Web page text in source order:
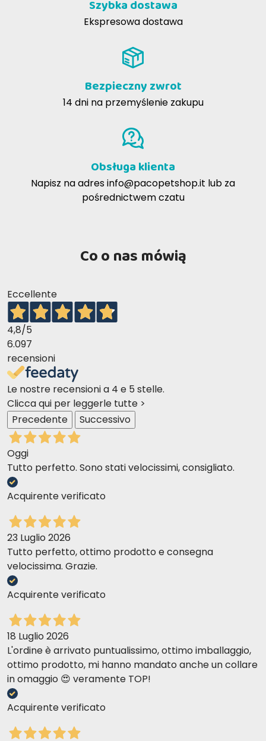
Szybka dostawa
Ekspresowa dostawa
Bezpieczny zwrot
14 dni na przemyślenie zakupu
Obsługa klienta
Napisz na adresinfo@pacopetshop.it lub za
pośrednictwem czatu
Co o nas mówią
Eccellente
4,8/5
6.097
recensioni
Le nostre recensioni a 4 e 5 stelle.
Clicca qui per leggerle tutte >
Precedente
Successivo
Oggi
Tutto perfetto. Sono stati velocissimi, consigliato.
Acquirente verificato
23 Luglio 2026
Tutto perfetto, ottimo prodotto e consegna
velocissima. Grazie.
Acquirente verificato
18 Luglio 2026
L'ordine è arrivato puntualissimo, ottimo imballaggio,
ottimo prodotto, mi hanno mandato anche un collare
in omaggio 😍 veramente TOP!
Acquirente verificato